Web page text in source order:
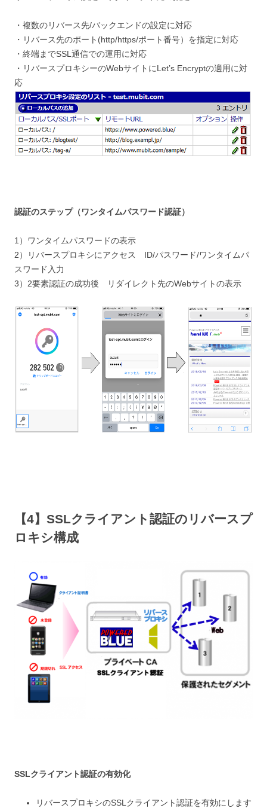
・複数のリバース先/バックエンドの設定に対応
・リバース先のポート(http/https/ポート番号）を指定に対応
・終端までSSL通信での運用に対応
・リバースプロキシーのWebサイトにLet’s Encryptの適用に対
応
認証のステップ（ワンタイムパスワード認証）
1）ワンタイムパスワードの表示
2）リバースプロキシにアクセス ID/パスワード/ワンタイムパ
スワード入力
3）2要素認証の成功後 リダイレクト先のWebサイトの表示
【4】SSLクライアント認証のリバースプ
ロキシ構成
SSLクライアント認証の有効化
リバースプロキシのSSLクライアント認証を有効にします